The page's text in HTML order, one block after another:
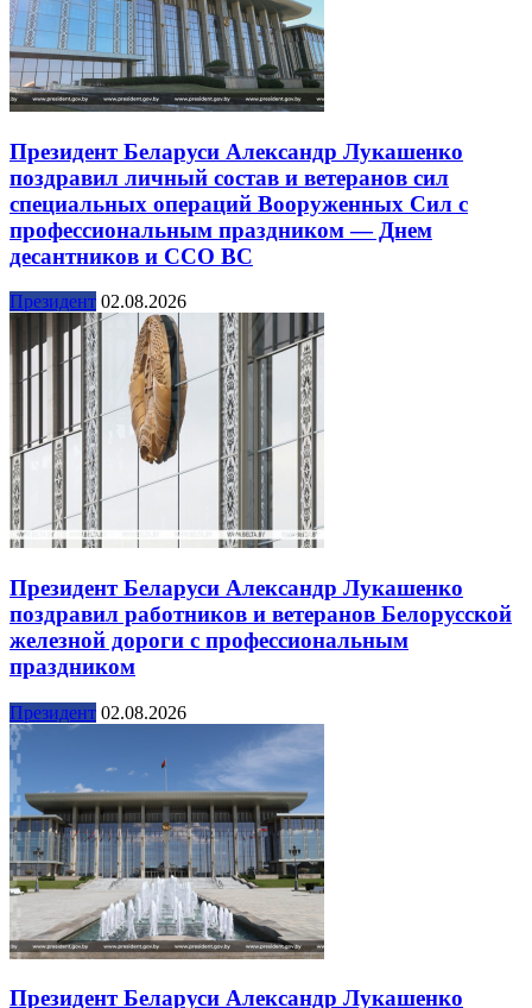
Президент Беларуси Александр Лукашенко
поздравил личный состав и ветеранов сил
специальных операций Вооруженных Сил с
профессиональным праздником — Днем
десантников и ССО ВС
Президент 02.08.2026
Президент Беларуси Александр Лукашенко
поздравил работников и ветеранов Белорусской
железной дороги с профессиональным
праздником
Президент 02.08.2026
Президент Беларуси Александр Лукашенко